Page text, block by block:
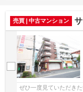
売買 | 中古マンション
ぜひ一度見ていただき